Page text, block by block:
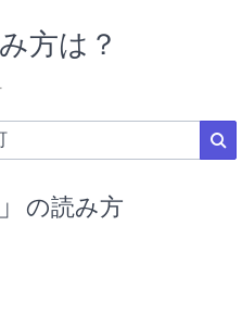
方は？
の読み方